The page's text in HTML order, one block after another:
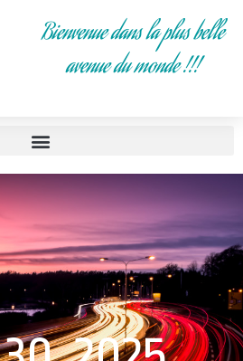
Bienvenue dans la plus belle
avenue du monde !!!